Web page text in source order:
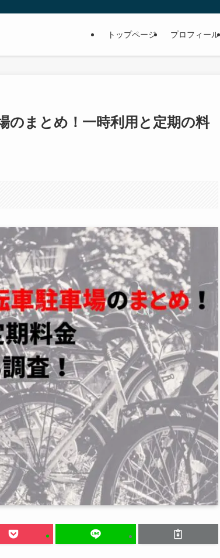
トップページ プロフィール
のまとめ！一時利用と定期の料